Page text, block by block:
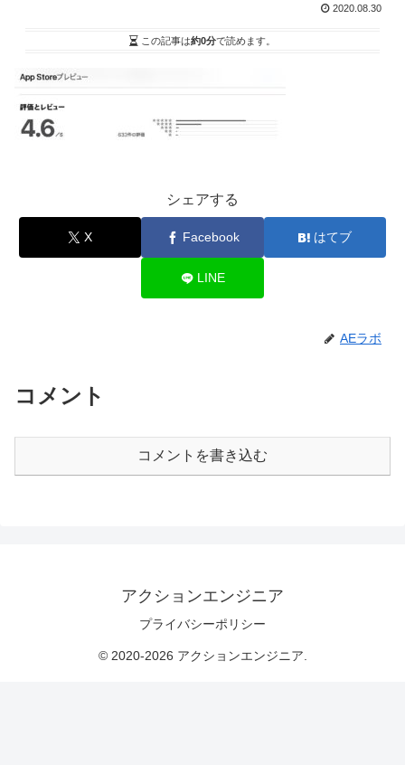
2020.08.30
この記事は約0分で読めます。
シェアする
X Facebook はてブ
LINE
AEラボ
コメント
コメントを書き込む
アクションエンジニア
プライバシーポリシー
© 2020-2026 アクションエンジニア.